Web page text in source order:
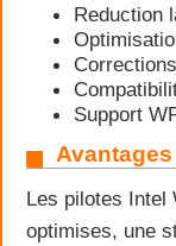
Reduction
Support
Les pilotes Intel
optimises, une